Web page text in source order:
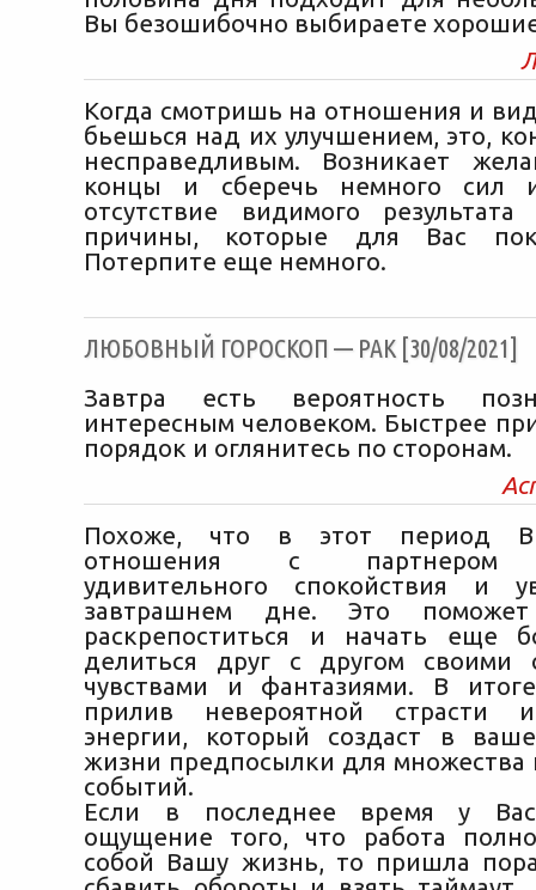
Вы безошибочно выбираете
Когда смотришь на отношения и
бьешься над их улучшением, это,
несправедливым. Возникает
концы и сберечь немного сил
отсутствие видимого
причины, которые для Вас
Потерпите еще немного.
ЛЮБОВНЫЙ ГОРОСКОП — РАК [30/08/2021]
Завтра есть вероятность
интересным человеком. Быстрее
порядок и оглянитесь по сторонам.
Похоже, что в этот период
отношения с партнером
удивительного спокойствия и
завтрашнем дне. Это
раскрепоститься и начать еще
делиться друг с другом своими
чувствами и фантазиями. В
прилив невероятной страсти
энергии, который создаст в
жизни предпосылки для множества
событий.
Если в последнее время у Вас
ощущение того, что работа
собой Вашу жизнь, то пришла